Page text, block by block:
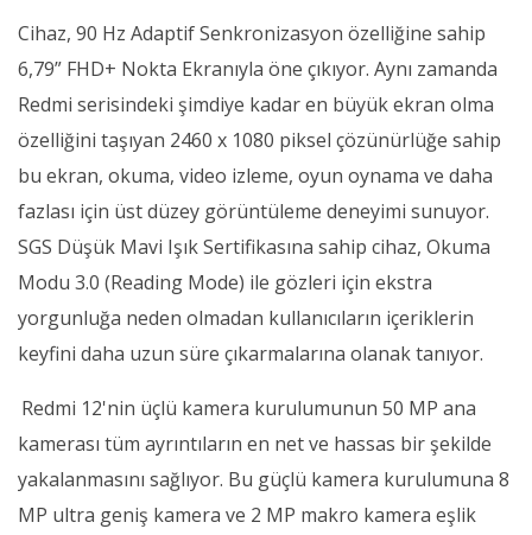
Cihaz, 90 Hz Adaptif Senkronizasyon özelliğine sahip
6,79” FHD+ Nokta Ekranıyla öne çıkıyor. Aynı zamanda
Redmi serisindeki şimdiye kadar en büyük ekran olma
özelliğini taşıyan 2460 x 1080 piksel çözünürlüğe sahip
bu ekran, okuma, video izleme, oyun oynama ve daha
fazlası için üst düzey görüntüleme deneyimi sunuyor.
SGS Düşük Mavi Işık Sertifikasına sahip cihaz, Okuma
Modu 3.0 (Reading Mode) ile gözleri için ekstra
yorgunluğa neden olmadan kullanıcıların içeriklerin
keyfini daha uzun süre çıkarmalarına olanak tanıyor.
Redmi 12'nin üçlü kamera kurulumunun 50 MP ana
kamerası tüm ayrıntıların en net ve hassas bir şekilde
yakalanmasını sağlıyor. Bu güçlü kamera kurulumuna 8
MP ultra geniş kamera ve 2 MP makro kamera eşlik